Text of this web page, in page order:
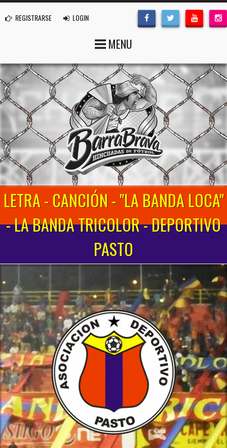
REGISTRARSE LOGIN
MENU
LETRA - CANCIÓN - "LA BANDA LOCA"
- LA BANDA TRICOLOR - DEPORTIVO
PASTO